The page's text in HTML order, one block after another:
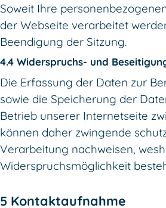
Soweit Ihre
der Webseite verarbeitet
Beendigung der Sitzung.
4.4 Widerspruchs- und
Die Erfassung der Daten zur
sowie die Speicherung der
Betrieb unserer Internetseite
können daher zwingende
Verarbeitung nachweisen,
Widerspruchsmöglichkeit
5 Kontaktaufnahme